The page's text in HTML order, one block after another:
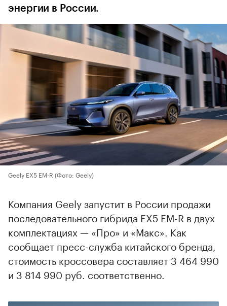
энергии в России.
Geely EX5 EM-R (Фото: Geely)
Компания Geely запустит в России продажи
последовательного гибрида EX5 EM-R в двух
комплектациях — «Про» и «Макс». Как
сообщает пресс-служба китайского бренда,
стоимость кроссовера составляет 3 464 990
и 3 814 990 руб. соответственно.